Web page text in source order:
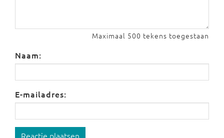
Maximaal 500 tekens toegestaan
Naam:
E-mailadres:
Reactie plaatsen